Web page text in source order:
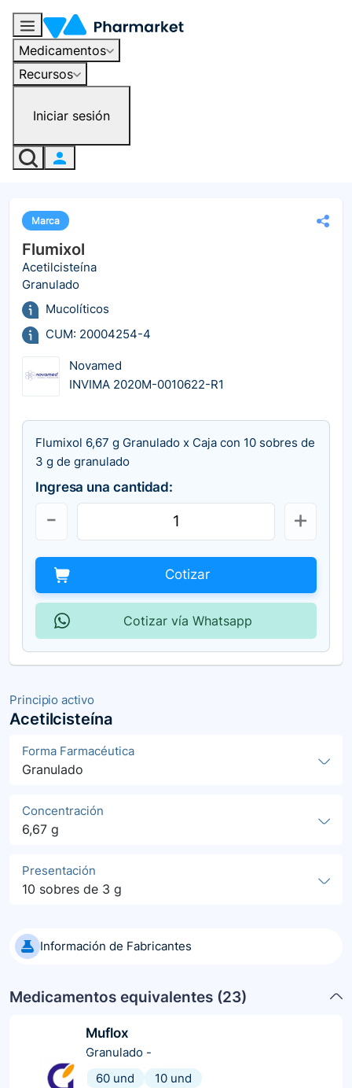
Medicamentos
Recursos
Iniciar sesión
Principio activo
Acetilcisteína
Forma Farmacéutica
Granulado
Concentración
6,67 g
Presentación
10 sobres de 3 g
Información de Fabricantes
Medicamentos equivalentes (23)
Muflox
Granulado -
60 und
10 und
Marca
Flumixol
Acetilcisteína
Granulado
Mucolíticos
CUM: 20004254-4
Novamed
INVIMA 2020M-0010622-R1
Flumixol 6,67 g Granulado x Caja con 10 sobres de
3 g de granulado
Ingresa una cantidad:
Cotizar
Cotizar vía Whatsapp